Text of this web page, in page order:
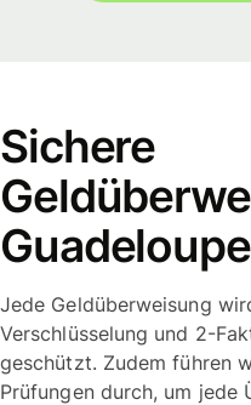
Sichere
Guadeloupe
Jede Geldüberweisung
Verschlüsselung und 2-
geschützt. Zudem führen
Prüfungen durch, um jede